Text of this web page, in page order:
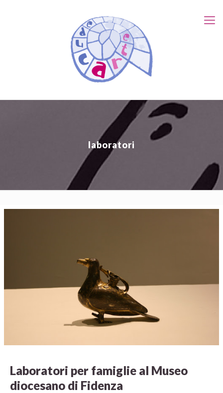
laboratori
Laboratori per famiglie al Museo
diocesano di Fidenza